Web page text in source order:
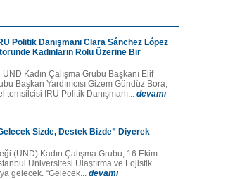
Politik Danışmanı Clara Sánchez López
Kadınların Rolü Üzerine Bir
Kadın Çalışma Grubu Başkanı Elif
Başkan Yardımcısı Gizem Gündüz Bora,
temsilcisi IRU Politik Danışmanı... devamı
Sizde, Destek Bizde” Diyerek
(UND) Kadın Çalışma Grubu, 16 Ekim
Üniversitesi Ulaştırma ve Lojistik
gelecek. “Gelecek... devamı